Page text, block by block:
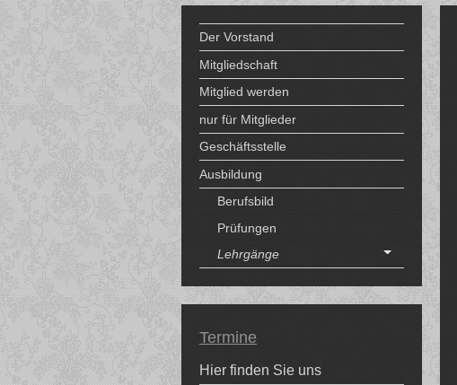
Der Vorstand
Mitgliedschaft
Mitglied werden
nur für Mitglieder
Geschäftsstelle
Ausbildung
Berufsbild
Prüfungen
Lehrgänge
Termine
Hier finden Sie uns